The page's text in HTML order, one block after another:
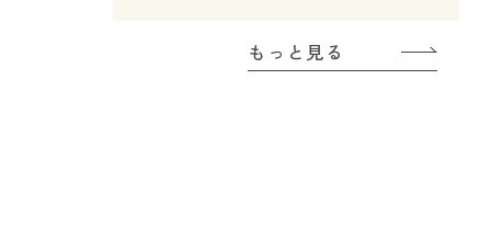
もっと見る